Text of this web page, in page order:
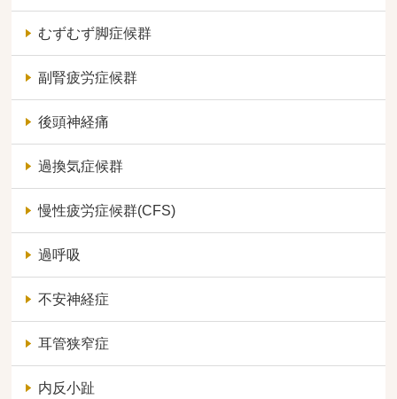
むずむず脚症候群
副腎疲労症候群
後頭神経痛
過換気症候群
慢性疲労症候群(CFS)
過呼吸
不安神経症
耳管狭窄症
内反小趾